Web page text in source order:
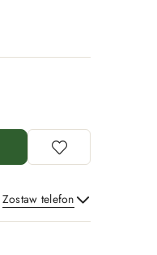
Zostaw telefon
Wyślij